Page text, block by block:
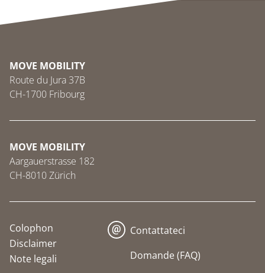
MOVE MOBILITY
Route du Jura 37B
CH-1700 Fribourg
MOVE MOBILITY
Aargauerstrasse 182
CH-8010 Zürich
Colophon
Disclaimer
Note legali
Contattateci
Domande (FAQ)